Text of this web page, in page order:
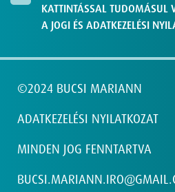
KATTINTÁSSAL TUDOMÁSUL
A JOGI ÉS ADATKEZELÉSI
©2024 BUCSI MARIANN
ADATKEZELÉSI NYILATKOZAT
MINDEN JOG FENNTARTVA